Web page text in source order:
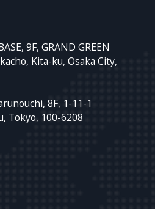
9F, GRAND GREEN
Kita-ku, Osaka City,
8F, 1-11-1
Tokyo, 100-6208